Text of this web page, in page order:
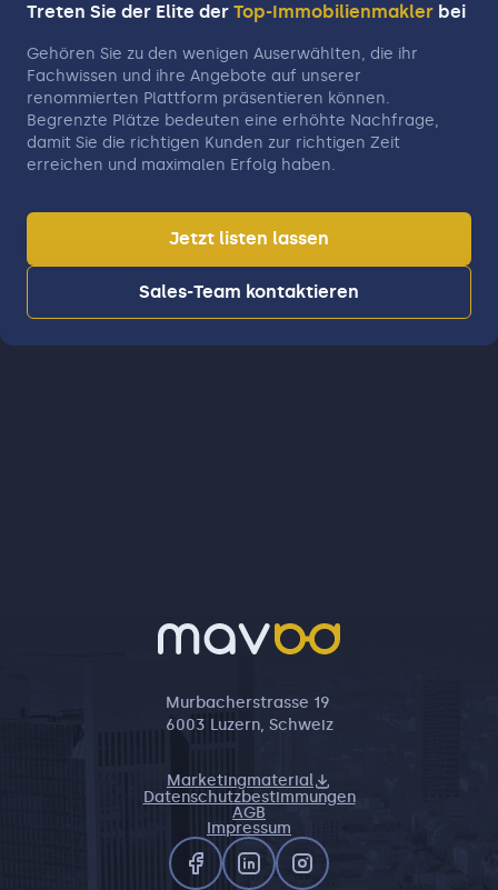
Treten Sie der Elite der Top-Immobilienmakler bei
Gehören Sie zu den wenigen Auserwählten, die ihr
Fachwissen und ihre Angebote auf unserer
renommierten Plattform präsentieren können.
Begrenzte Plätze bedeuten eine erhöhte Nachfrage,
damit Sie die richtigen Kunden zur richtigen Zeit
erreichen und maximalen Erfolg haben.
Jetzt listen lassen
Sales-Team kontaktieren
Murbacherstrasse 19
6003 Luzern, Schweiz
Marketingmaterial
Datenschutzbestimmungen
AGB
Impressum